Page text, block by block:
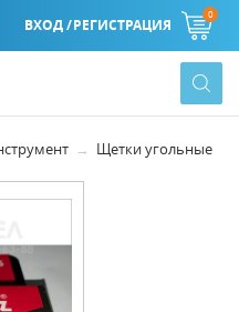
ВХОД /РЕГИСТРАЦИЯ
0
Щетки угольные